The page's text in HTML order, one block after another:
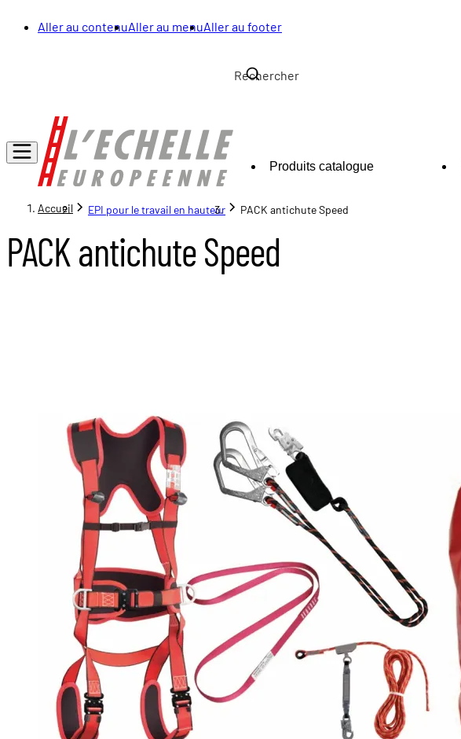
Aller au contenuAller au menuAller au footer
Produits catalogue
Accueil EPI pour le travail en hauteur PACK antichute Speed
PACK antichute Speed